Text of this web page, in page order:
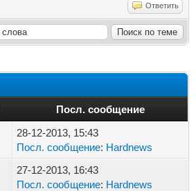
Ответить
Посл. сообщение
28-12-2013, 15:43
Посл. сообщение: Hardnews
27-12-2013, 16:43
Посл. сообщение: Hardnews